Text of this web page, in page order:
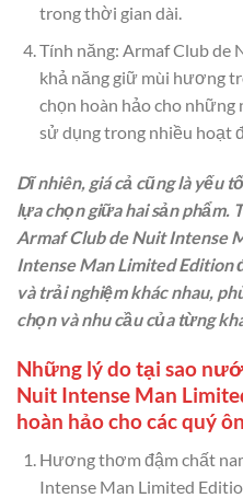
trong thời gian dài.
Tính năng: Armaf Club de
khả năng giữ mùi hương
chọn hoàn hảo cho
sử dụng trong nhiều hoạt
Dĩ nhiên, giá cả cũng là yếu
lựa chọn giữa hai sản phẩm.
Armaf Club de Nuit Intense
Intense Man Limited Edition
và trải nghiệm khác nhau,
chọn và nhu cầu của từng
Những lý do tại sao
Nuit Intense Man
hoàn hảo cho các quý
Hương thơm đậm chất
Intense Man Limited